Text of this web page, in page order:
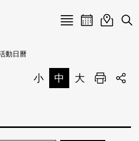
Menu
活動日曆活動地圖
展
動日曆
小 中 大 列印